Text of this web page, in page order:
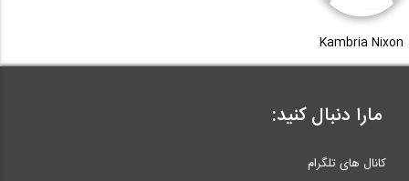
Kambria Nixon
مارا دنبال کنید:
کانال های تلگرام